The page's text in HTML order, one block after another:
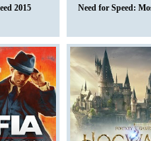
2015 Need for Speed: